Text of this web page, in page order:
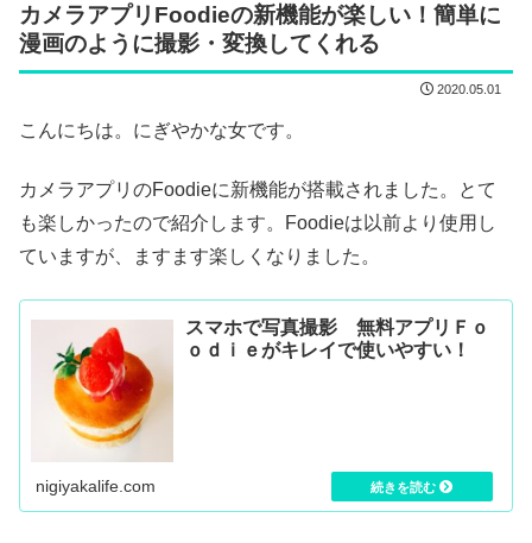
カメラアプリFoodieの新機能が楽しい！簡単に
漫画のように撮影・変換してくれる
2020.05.01
こんにちは。にぎやかな女です。
カメラアプリのFoodieに新機能が搭載されました。とて
も楽しかったので紹介します。Foodieは以前より使用し
ていますが、ますます楽しくなりました。
スマホで写真撮影 無料アプリＦｏ
ｏｄｉｅがキレイで使いやすい！
nigiyakalife.com